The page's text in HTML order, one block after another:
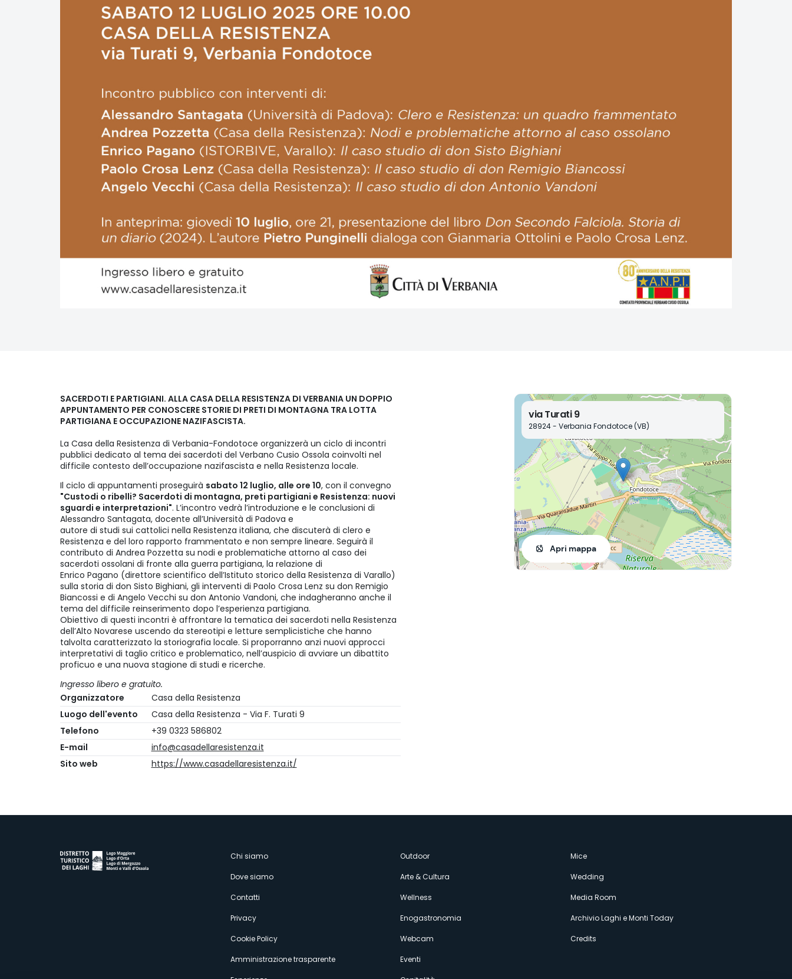
SACERDOTI E PARTIGIANI. ALLA CASA DELLA RESISTENZA DI VERBANIA UN DOPPIO
APPUNTAMENTO PER CONOSCERE STORIE DI PRETI DI MONTAGNA TRA LOTTA
PARTIGIANA E OCCUPAZIONE NAZIFASCISTA.
La Casa della Resistenza di Verbania-Fondotoce organizzerà un ciclo di incontri
pubblici dedicato al tema dei sacerdoti del Verbano Cusio Ossola coinvolti nel
difficile contesto dell’occupazione nazifascista e nella Resistenza locale.
Il ciclo di appuntamenti proseguirà sabato 12 luglio, alle ore 10, con il convegno
"Custodi o ribelli? Sacerdoti di montagna, preti partigiani e Resistenza: nuovi
sguardi e interpretazioni". L’incontro vedrà l’introduzione e le conclusioni di
Alessandro Santagata, docente all’Università di Padova e
autore di studi sui cattolici nella Resistenza italiana, che discuterà di clero e
Resistenza e del loro rapporto frammentato e non sempre lineare. Seguirà il
contributo di Andrea Pozzetta su nodi e problematiche attorno al caso dei
sacerdoti ossolani di fronte alla guerra partigiana, la relazione di
Enrico Pagano (direttore scientifico dell’Istituto storico della Resistenza di Varallo)
sulla storia di don Sisto Bighiani, gli interventi di Paolo Crosa Lenz su don Remigio
Biancossi e di Angelo Vecchi su don Antonio Vandoni, che indagheranno anche il
tema del difficile reinserimento dopo l’esperienza partigiana.
Obiettivo di questi incontri è affrontare la tematica dei sacerdoti nella Resistenza
dell’Alto Novarese uscendo da stereotipi e letture semplicistiche che hanno
talvolta caratterizzato la storiografia locale. Si proporranno anzi nuovi approcci
interpretativi di taglio critico e problematico, nell’auspicio di avviare un dibattito
proficuo e una nuova stagione di studi e ricerche.
Ingresso libero e gratuito.
Organizzatore
Casa della Resistenza
Luogo dell'evento
Casa della Resistenza - Via F. Turati 9
Telefono
+39 0323 586802
E-mail
info@casadellaresistenza.it
Sito web
https://www.casadellaresistenza.it/
via Turati 9
28924 - Verbania Fondotoce (VB)
Apri mappa
Menù
secondario
Chi siamo
Dove siamo
Contatti
Privacy
Cookie Policy
Amministrazione trasparente
Outdoor
Arte & Cultura
Wellness
Enogastronomia
Webcam
Eventi
Mice
Wedding
Media Room
Archivio Laghi e Monti Today
Credits